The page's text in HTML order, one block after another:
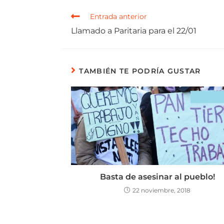
Entrada anterior
Llamado a Paritaria para el 22/01
TAMBIÉN TE PODRÍA GUSTAR
Basta de asesinar al pueblo!
22 noviembre, 2018